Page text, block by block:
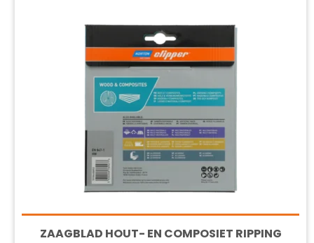
ZAAGBLAD HOUT- EN COMPOSIET RIPPING